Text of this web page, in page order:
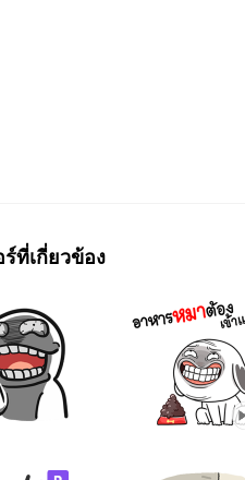
ร์ที่เกี่ยวข้อง